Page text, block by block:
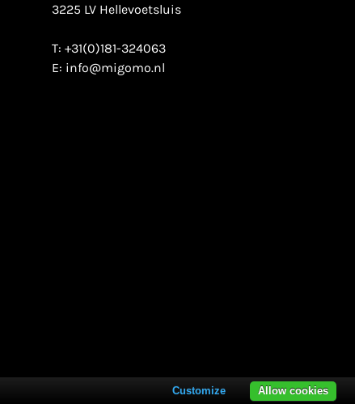
3225 LV Hellevoetsluis
T:+31(0)181-324063
E: info@migomo.nl
Allow cookies
Customize